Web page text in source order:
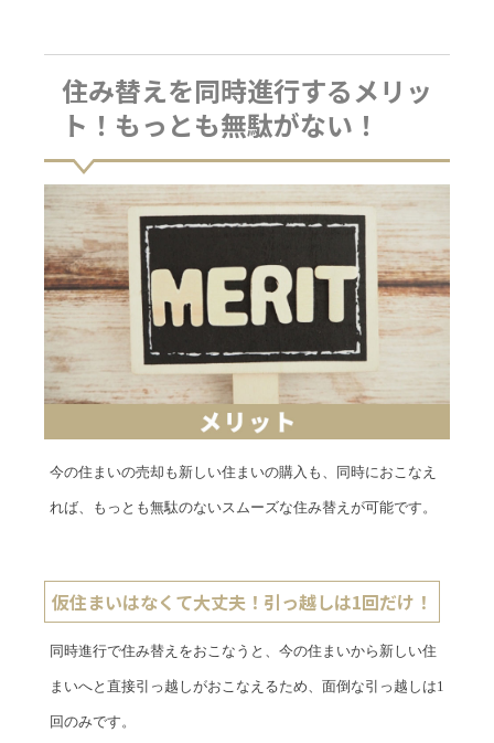
住み替えを同時進行するメリッ
ト！もっとも無駄がない！
今の住まいの売却も新しい住まいの購入も、同時におこなえ
れば、もっとも無駄のないスムーズな住み替えが可能です。
仮住まいはなくて大丈夫！引っ越しは1回だけ！
同時進行で住み替えをおこなうと、今の住まいから新しい住
まいへと直接引っ越しがおこなえるため、面倒な引っ越しは1
回のみです。